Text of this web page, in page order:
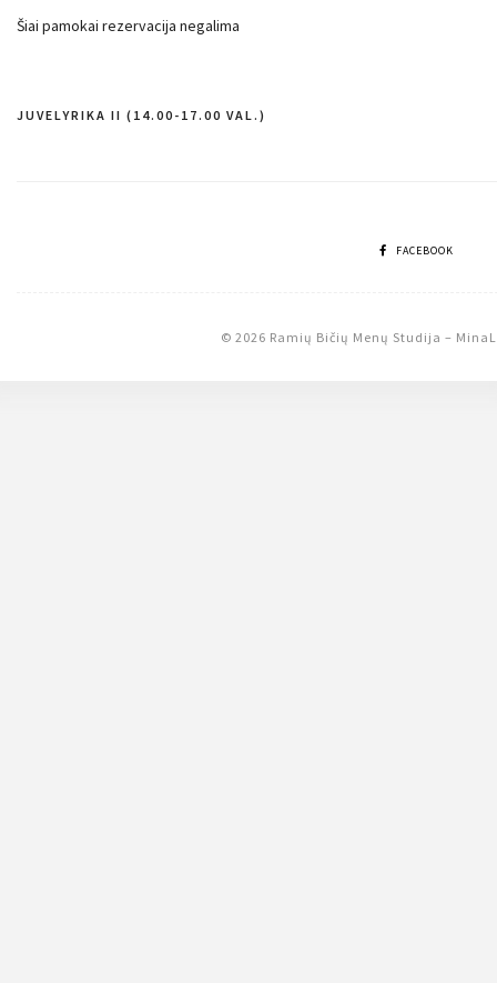
Šiai pamokai rezervacija negalima
Navigacija
JUVELYRIKA II (14.00-17.00 VAL.)
FACEBOOK
© 2026 Ramių Bičių Menų Studija –